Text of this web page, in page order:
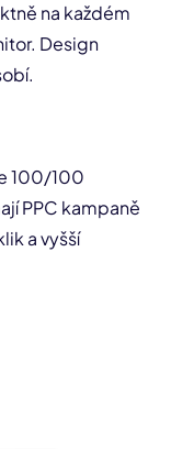
na každém
Design
100/100
PPC kampaně
a vyšší